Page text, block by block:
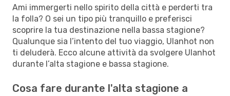
Ami immergerti nello spirito della città e perderti tra
la folla? O sei un tipo più tranquillo e preferisci
scoprire la tua destinazione nella bassa stagione?
Qualunque sia l’intento del tuo viaggio, Ulanhot non
ti deluderà. Ecco alcune attività da svolgere Ulanhot
durante l’alta stagione e bassa stagione.
Cosa fare durante l'alta stagione a